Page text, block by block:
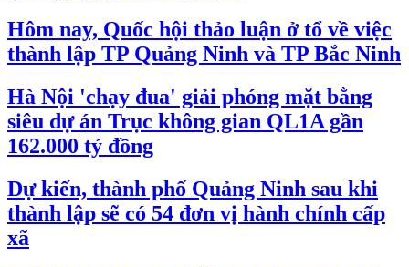
Hôm nay, Quốc hội thảo luận ở tổ về việc
thành lập TP Quảng Ninh và TP Bắc Ninh
Hà Nội 'chạy đua' giải phóng mặt bằng
siêu dự án Trục không gian QL1A gần
162.000 tỷ đồng
Dự kiến, thành phố Quảng Ninh sau khi
thành lập sẽ có 54 đơn vị hành chính cấp
xã